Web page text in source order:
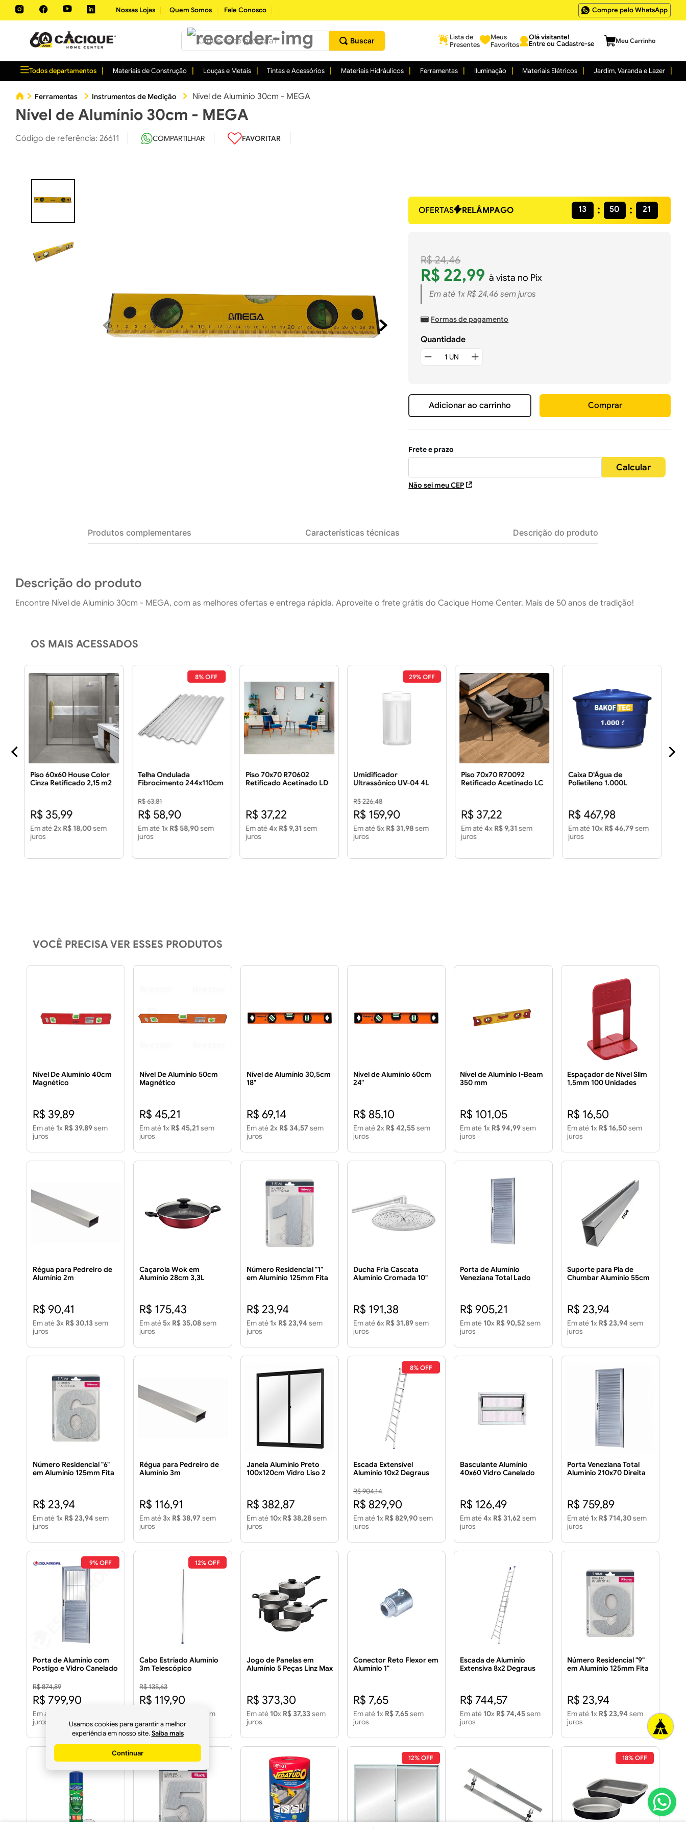
Nossas Lojas Quem Somos Fale Conosco Compre pelo WhatsApp
O que você procura?
Lista de
Presentes
Meus
Favoritos
Entre ou Cadastre-se
Todos departamentos Materiais de Construção Louças e Metais Tintas e Acessórios Materiais Hidráulicos Ferramentas Iluminação Materiais Elétricos Jardim, Varanda e Lazer
Usamos cookies para garantir a melhor
experiência em nosso site. Saiba mais
Continuar
Ferramentas Instrumentos de Medição Nível de Alumínio 30cm - MEGA
Nível de Alumínio 30cm - MEGA
Código de referência: 26611
OFERTAS RELÂMPAGO 13 50 20
R$ 24,46
R$ 22,99 à vista no Pix
Em até 1x R$ 24,46 sem juros
Formas de pagamento
Quantidade
Adicionar ao carrinho Comprar
Não sei meu CEP
Produtos complementares Características técnicas Descrição do produto
Descrição do produto
Encontre Nível de Alumínio 30cm - MEGA, com as melhores ofertas e entrega rápida. Aproveite o frete grátis do Cacique Home Center. Mais de 50 anos de tradição!
OS MAIS ACESSADOS
Piso 60x60 House Color
Cinza Retificado 2,15 m2
R$ 35,99
Em até2x R$ 18,00sem
juros
8% OFF
Telha Ondulada
Fibrocimento 244x110cm
R$ 63,81
R$ 58,90
Em até 1x R$ 58,90sem
juros
Piso 70x70 R70602
Retificado Acetinado LD
R$ 37,22
Em até4x R$ 9,31 sem
juros
29% OFF
Umidificador
Ultrassônico UV-04 4L
R$ 226,48
R$ 159,90
Em até 5x R$ 31,98sem
juros
Piso 70x70 R70092
Retificado Acetinado LC
Acetinado LC 3.43 m2
R$ 37,22
Em até4x R$ 9,31 sem
juros
Caixa D'Água de
Polietileno 1.000L
R$ 467,98
Em até 10x R$ 46,79sem
juros
VOCÊ PRECISA VER ESSES PRODUTOS
Nível De Alumínio 40cm
Magnético
R$ 39,89
Em até 1x R$ 39,89sem
juros
Nível De Alumínio 50cm
Magnético
R$ 45,21
Em até 1x R$ 45,21 sem
juros
Nível de Alumínio 30,5cm
18"
R$ 69,14
Em até2x R$ 34,57 sem
juros
Nível de Alumínio 60cm
24"
R$ 85,10
Em até2x R$ 42,55sem
juros
Nível de Alumínio I-Beam
350 mm
R$ 101,05
Em até 1x R$ 94,99sem
juros
Espaçador de Nível Slim
1,5mm 100 Unidades
R$ 16,50
Em até 1x R$ 16,50sem
juros
Régua para Pedreiro de
Alumínio 2m
R$ 90,41
Em até 3x R$ 30,13sem
juros
Caçarola Wok em
Alumínio 28cm 3,3L
R$ 175,43
Em até 5x R$ 35,08sem
juros
Número Residencial "1"
em Alumínio 125mm Fita
R$ 23,94
Em até 1x R$ 23,94 sem
juros
Ducha Fria Cascata
Alumínio Cromada 10"
R$ 191,38
Em até6x R$ 31,89sem
juros
Porta de Alumínio
Veneziana Total Lado
R$ 905,21
Em até 10x R$ 90,52 sem
juros
Suporte para Pia de
Chumbar Alumínio 55cm
R$ 23,94
Em até 1x R$ 23,94 sem
juros
Número Residencial "6"
em Alumínio 125mm Fita
R$ 23,94
Em até 1x R$ 23,94 sem
juros
Régua para Pedreiro de
Alumínio 3m
R$ 116,91
Em até 3x R$ 38,97 sem
juros
Janela Alumínio Preto
100x120cm Vidro Liso 2
R$ 382,87
Em até 10x R$ 38,28sem
juros
8% OFF
Escada Extensível
Alumínio 10x2 Degraus
R$ 904,14
R$ 829,90
Em até 1x R$ 829,90sem
juros
Basculante Alumínio
40x60 Vidro Canelado
R$ 126,49
Em até4x R$ 31,62 sem
juros
Porta Veneziana Total
Alumínio 210x70 Direita
R$ 759,89
Em até 1x R$ 714,30sem
juros
9% OFF
Porta de Alumínio com
Postigo e Vidro Canelado
R$ 874,89
R$ 799,90
Em até
juros
12% OFF
Cabo Estriado Alumínio
3m Telescópico
R$ 135,63
R$ 119,90
sem
juros
Jogo de Panelas em
Alumínio 5 Peças Linz Max
R$ 373,30
Em até 10x R$ 37,33sem
juros
Conector Reto Flexor em
Alumínio 1"
R$ 7,65
Em até 1x R$ 7,65sem
juros
Escada de Alumínio
Extensiva 8x2 Degraus
R$ 744,57
Em até 10x R$ 74,45sem
juros
Número Residencial "9"
em Alumínio 125mm Fita
R$ 23,94
Em até 1x R$ 23,94 sem
juros
12% OFF 18% OFF